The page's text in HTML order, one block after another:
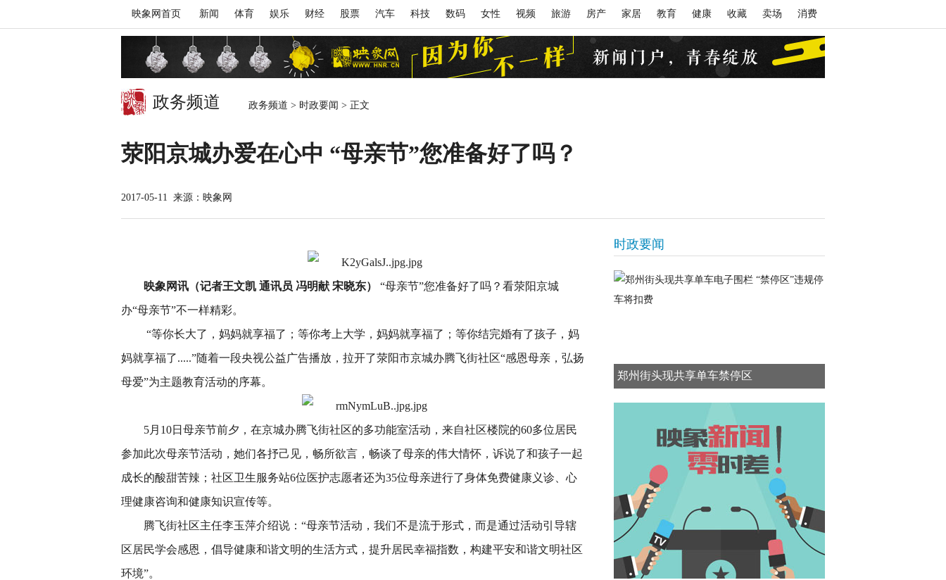
映象网首页 新闻 体育 娱乐 财经 股票 汽车 科技 数码 女性 视频 旅游 房产 家居 教育 健康 收藏 卖场 消费
政务频道 政务频道 > 时政要闻 > 正文
荥阳京城办爱在心中 “母亲节”您准备好了吗？
2017-05-11 来源：映象网
映象网讯（记者王文凯 通讯员 冯明献 宋晓东）
“母亲节”您准备好了吗？看荥阳京城
办“母亲节”不一样精彩。
“等你长大了，妈妈就享福了；等你考上大学，妈妈就享福了；等你结完婚有了孩子，妈
妈就享福了.....”随着一段央视公益广告播放，拉开了荥阳市京城办腾飞街社区“感恩母亲，弘扬
母爱”为主题教育活动的序幕。
5月10日母亲节前夕，在京城办腾飞街社区的多功能室活动，来自社区楼院的60多位居民
参加此次母亲节活动，她们各抒己见，畅所欲言，畅谈了母亲的伟大情怀，诉说了和孩子一起
成长的酸甜苦辣；社区卫生服务站6位医护志愿者还为35位母亲进行了身体免费健康义诊、心
理健康咨询和健康知识宣传等。
腾飞街社区主任李玉萍介绍说：“母亲节活动，我们不是流于形式，而是通过活动引导辖
区居民学会感恩，倡导健康和谐文明的生活方式，提升居民幸福指数，构建平安和谐文明社区
环境”。
时政要闻
郑州街头现共享单车禁停区